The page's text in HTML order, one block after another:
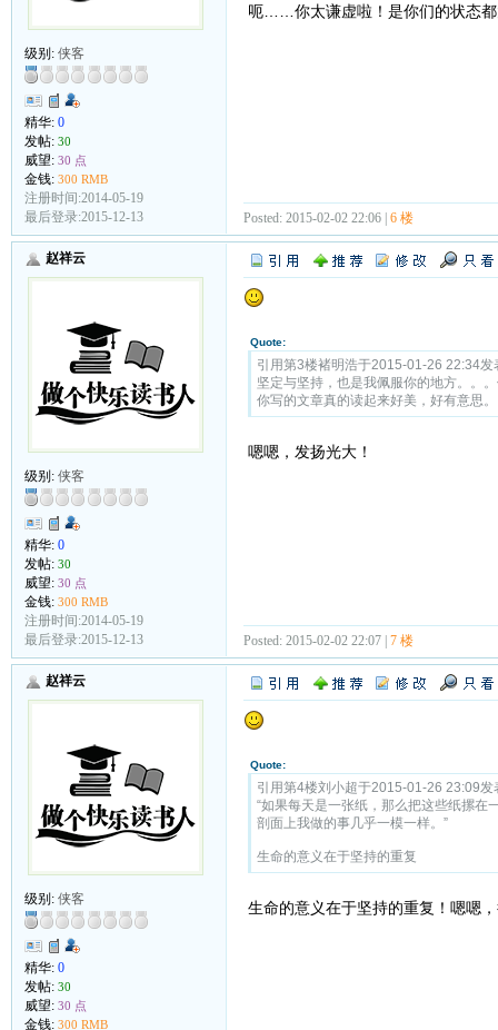
级别: 侠客
精华: 0
发帖: 30
威望: 30 点
金钱: 300 RMB
注册时间:2014-05-19
最后登录:2015-12-13
呃……你太谦虚啦！是你们的状态都
Posted: 2015-02-02 22:06 | 6 楼
赵祥云
级别: 侠客
精华: 0
发帖: 30
威望: 30 点
金钱: 300 RMB
注册时间:2014-05-19
最后登录:2015-12-13
Quote:
引用第3楼褚明浩于2015-01-26 22:34发
坚定与坚持，也是我佩服你的地方。。
你写的文章真的读起来好美，好有意思
嗯嗯，发扬光大！
Posted: 2015-02-02 22:07 | 7 楼
赵祥云
级别: 侠客
精华: 0
发帖: 30
威望: 30 点
金钱: 300 RMB
Quote:
引用第4楼刘小超于2015-01-26 23:09发
“如果每天是一张纸，那么把这些纸摞在
剖面上我做的事几乎一模一样。”
生命的意义在于坚持的重复
生命的意义在于坚持的重复！嗯嗯